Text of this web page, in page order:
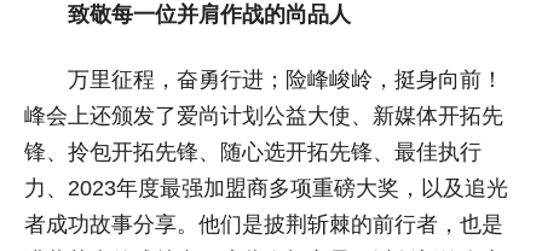
致敬每一位并肩作战的尚品人
万里征程，奋勇行进；险峰峻岭，挺身向前！
峰会上还颁发了爱尚计划公益大使、新媒体开拓先
锋、拎包开拓先锋、随心选开拓先锋、最佳执行
力、2023年度最强加盟商多项重磅大奖，以及追光
者成功故事分享。他们是披荆斩棘的前行者，也是